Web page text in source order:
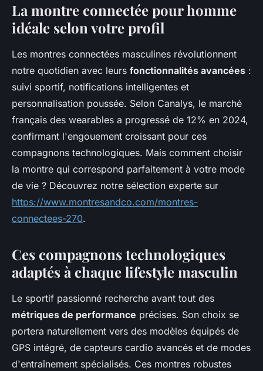
La montre connectée pour homme
idéale selon votre profil
Les montres connectées masculines révolutionnent
notre quotidien avec leurs fonctionnalités avancées :
suivi sportif, notifications intelligentes et
personnalisation poussée. Selon Canalys, le marché
français des wearables a progressé de 12% en 2024,
confirmant l'engouement croissant pour ces
compagnons technologiques. Mais comment choisir
la montre qui correspond parfaitement à votre mode
de vie ? Découvrez notre sélection experte sur
https://www.montresandco.com/montres-
connectees-270.
Ces compagnons technologiques
adaptés à chaque lifestyle masculin
Le sportif passionné recherche avant tout des
métriques de performance précises. Son choix se
portera naturellement vers des modèles équipés de
GPS intégré, de capteurs cardio avancés et de modes
d'entraînement spécialisés. Ces montres robustes